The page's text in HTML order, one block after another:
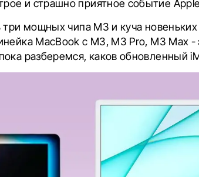
и страшно приятное событие
три мощных чипа М3 и куча
MacBook с М3, М3 Pro, М3 Max -
разберемся, каков обновленный